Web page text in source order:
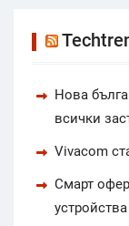
Нова
всички
Vivacom
Смарт